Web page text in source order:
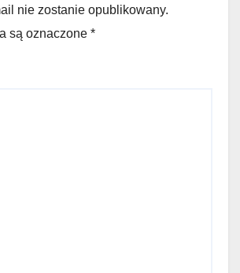
nie zostanie opublikowany.
są oznaczone *